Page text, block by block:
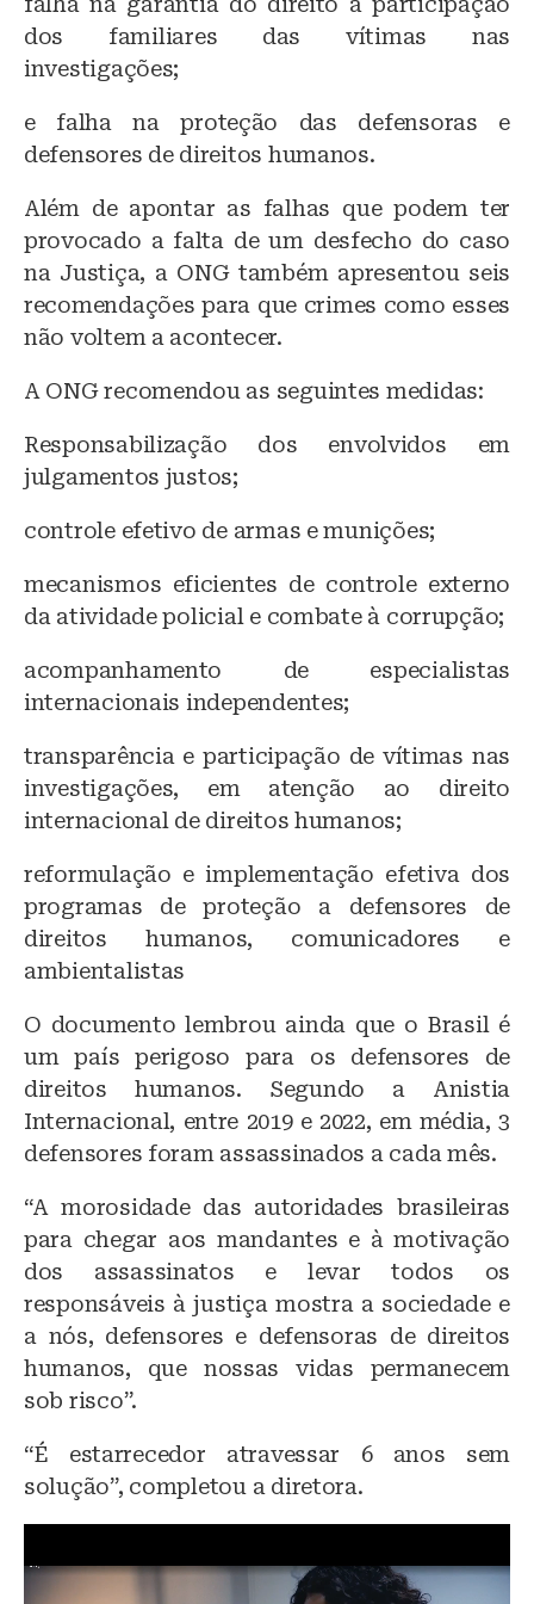
dos familiares das vítimas nas
investigações;
e falha na proteção das defensoras e
defensores de direitos humanos.
Além de apontar as falhas que podem ter
provocado a falta de um desfecho do caso
na Justiça, a ONG também apresentou seis
recomendações para que crimes como esses
não voltem a acontecer.
A ONG recomendou as seguintes medidas:
Responsabilização dos envolvidos em
julgamentos justos;
controle efetivo de armas e munições;
mecanismos eficientes de controle externo
da atividade policial e combate à corrupção;
acompanhamento de especialistas
internacionais independentes;
transparência e participação de vítimas nas
investigações, em atenção ao direito
internacional de direitos humanos;
reformulação e implementação efetiva dos
programas de proteção a defensores de
direitos humanos, comunicadores e
ambientalistas
O documento lembrou ainda que o Brasil é
um país perigoso para os defensores de
direitos humanos. Segundo a Anistia
Internacional, entre 2019 e 2022, em média, 3
defensores foram assassinados a cada mês.
“A morosidade das autoridades brasileiras
para chegar aos mandantes e à motivação
dos assassinatos e levar todos os
responsáveis à justiça mostra a sociedade e
a nós, defensores e defensoras de direitos
humanos, que nossas vidas permanecem
sob risco”.
“É estarrecedor atravessar 6 anos sem
solução”, completou a diretora.
o